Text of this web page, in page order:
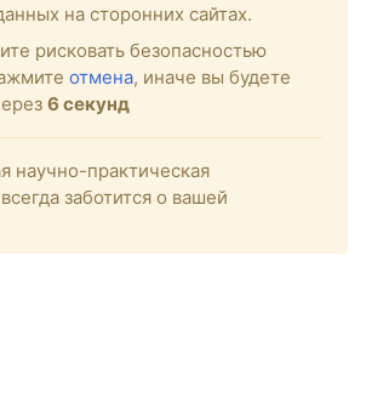
на сторонних сайтах.
рисковать безопасностью
отмена, иначе вы будете
6 секунд
научно-практическая
заботится о вашей